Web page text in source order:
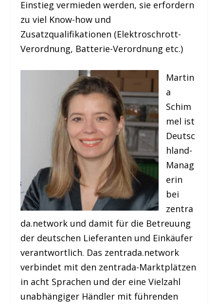
Einstieg vermieden werden, sie erfordern
zu viel Know-how und
Zusatzqualifikationen (Elektroschrott-
Verordnung, Batterie-Verordnung etc.)
Martin
a
Schim
mel ist
Deutsc
hland-
Manag
erin
bei
zentra
da.network und damit für die Betreuung
der deutschen Lieferanten und Einkäufer
verantwortlich. Das zentrada.network
verbindet mit den zentrada-Marktplätzen
in acht Sprachen und der eine Vielzahl
unabhängiger Händler mit führenden